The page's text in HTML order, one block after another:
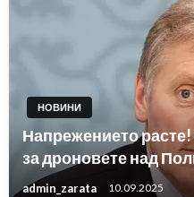
НОВИНИ
Напрежението
за дроновете над
admin_zarata 10.09.2025